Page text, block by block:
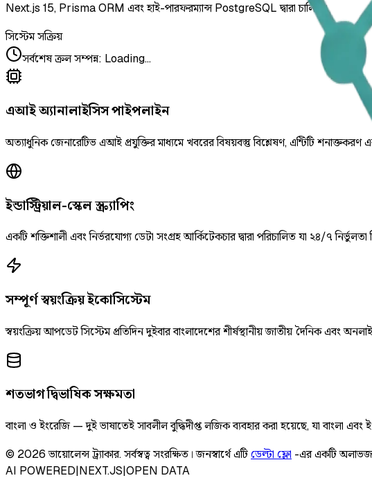
Next.js 15, Prisma ORM এবং হাই-পারফরম্যান্স PostgreSQL দ্বারা চালিত।
সিস্টেম সক্রিয়
সর্বশেষ ক্রল সম্পন্ন: Loading...
এআই অ্যানালাইসিস পাইপলাইন
অত্যাধুনিক জেনারেটিভ এআই প্রযুক্তির মাধ্যমে খবরের বিষয়বস্তু বিশ্লেষণ, এন্টিটি শনাক্তকরণ
ইন্ডাস্ট্রিয়াল-স্কেল স্ক্র্যাপিং
একটি শক্তিশালী এবং নির্ভরযোগ্য ডেটা সংগ্রহ আর্কিটেকচার দ্বারা পরিচালিত যা ২৪/৭ নির্ভুলতা
সম্পূর্ণ স্বয়ংক্রিয় ইকোসিস্টেম
স্বয়ংক্রিয় আপডেট সিস্টেম প্রতিদিন দুইবার বাংলাদেশের শীর্ষস্থানীয় জাতীয় দৈনিক এবং
শতভাগ দ্বিভাষিক সক্ষমতা
বাংলা ও ইংরেজি — দুই ভাষাতেই সাবলীল বুদ্ধিদীপ্ত লজিক ব্যবহার করা হয়েছে, যা বাংলা
© 2026 ভায়োলেন্স ট্র্যাকার.সর্বস্বত্ব সংরক্ষিত। জনস্বার্থে এটিডেল্টা ফ্লো -এর একটি
AI POWERED|NEXT.JS|OPEN DATA